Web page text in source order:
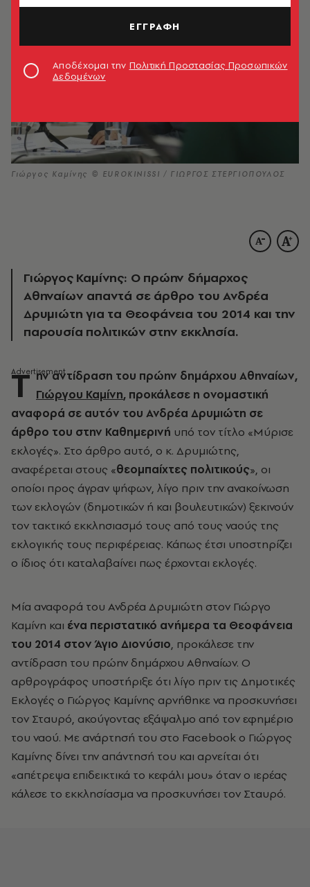
Γιώργος Καμίνης © EUROKINISSI / ΓΙΩΡΓΟΣ ΣΤΕΡΓΙΟΠΟΥΛΟΣ
Γιώργος Καμίνης: Ο πρώην δήμαρχος
Αθηναίων απαντά σε άρθρο του Ανδρέα
Δρυμιώτη για τα Θεοφάνεια του 2014 και την
παρουσία πολιτικών στην εκκλησία.
Τ ην αντίδραση του πρώην δημάρχου Αθηναίων,
Γιώργου Καμίνη, προκάλεσε η ονομαστική
αναφορά σε αυτόν του Ανδρέα Δρυμιώτη σε
άρθρο του στην Καθημερινή υπό τον τίτλο «Μύρισε
εκλογές». Στο άρθρο αυτό, ο κ. Δρυμιώτης,
αναφέρεται στους «θεομπαίχτες πολιτικούς», οι
οποίοι προς άγραν ψήφων, λίγο πριν την ανακοίνωση
των εκλογών (δημοτικών ή και βουλευτικών) ξεκινούν
τον τακτικό εκκλησιασμό τους από τους ναούς της
εκλογικής τους περιφέρειας. Κάπως έτσι υποστηρίζει
ο ίδιος ότι καταλαβαίνει πως έρχονται εκλογές.
Μία αναφορά του Ανδρέα Δρυμιώτη στον Γιώργο
Καμίνη και ένα περιστατικό ανήμερα τα Θεοφάνεια
του 2014 στον Άγιο Διονύσιο, προκάλεσε την
αντίδραση του πρώην δημάρχου Αθηναίων. Ο
αρθρογράφος υποστήριξε ότι λίγο πριν τις Δημοτικές
Εκλογές ο Γιώργος Καμίνης αρνήθηκε να προσκυνήσει
τον Σταυρό, ακούγοντας εξάψαλμο από τον εφημέριο
του ναού. Με ανάρτησή του στο Facebook ο Γιώργος
Καμίνης δίνει την απάντησή του και αρνείται ότι
«απέτρεψα επιδεικτικά το κεφάλι μου» όταν ο ιερέας
κάλεσε το εκκλησίασμα να προσκυνήσει τον Σταυρό.
ΕΓΓΡΑΦΗ
Αποδέχομαι την Πολιτική Προστασίας Προσωπικών
Δεδομένων